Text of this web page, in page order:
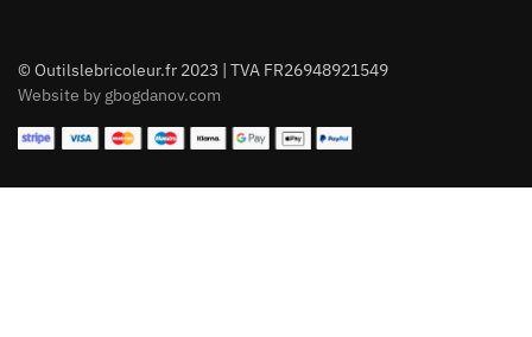
© Outilslebricoleur.fr 2023 | TVA FR26948921549
Website by gbogdanov.com